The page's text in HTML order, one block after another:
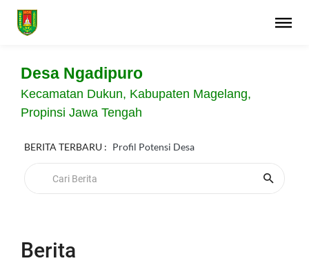
Desa Ngadipuro
Kecamatan Dukun, Kabupaten Magelang,
Propinsi Jawa Tengah
BERITA TERBARU : Profil Potensi Desa
Berita